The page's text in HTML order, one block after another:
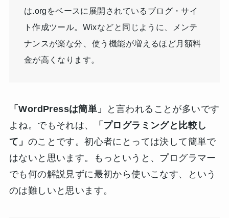
は.orgをベースに展開されているブログ・サイ
ト作成ツール。Wixなどと同じように、メンテ
ナンスが楽な分 、使う機能が増えるほど月額料
金が高くなります。
「WordPressは簡単」
と言われることが多いです
よね。でもそれは、
「プログラミングと比較し
て」 のことです。初心者にとっては決して簡単で
はないと思います。もっというと、プログラマー
でも何の解説見ずに最初から使いこなす、という
のは難しいと思います。